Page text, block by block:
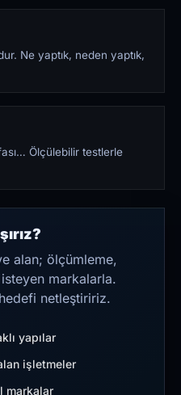
Ne yaptık, neden yaptık,
Ölçülebilir testlerle
alan; ölçümleme,
markalarla.
netleştiririz.
yapılar
işletmeler
markalar